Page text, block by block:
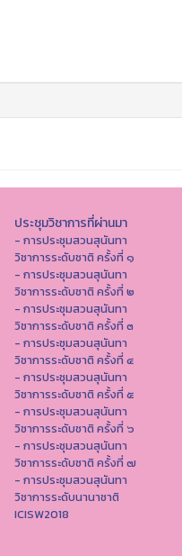
ประชุมวิชาการที่ผ่านมา
- การประชุมสวนสุนันทา
วิชาการระดับชาติ ครั้งที่ ๑
- การประชุมสวนสุนันทา
วิชาการระดับชาติ ครั้งที่ ๒
- การประชุมสวนสุนันทา
วิชาการระดับชาติ ครั้งที่ ๓
- การประชุมสวนสุนันทา
วิชาการระดับชาติ ครั้งที่ ๔
- การประชุมสวนสุนันทา
วิชาการระดับชาติ ครั้งที่ ๕
- การประชุมสวนสุนันทา
วิชาการระดับชาติ ครั้งที่ ๖
- การประชุมสวนสุนันทา
วิชาการระดับชาติ ครั้งที่ ๗
- การประชุมสวนสุนันทา
วิชาการระดับนานาชาติ
ICISW2018